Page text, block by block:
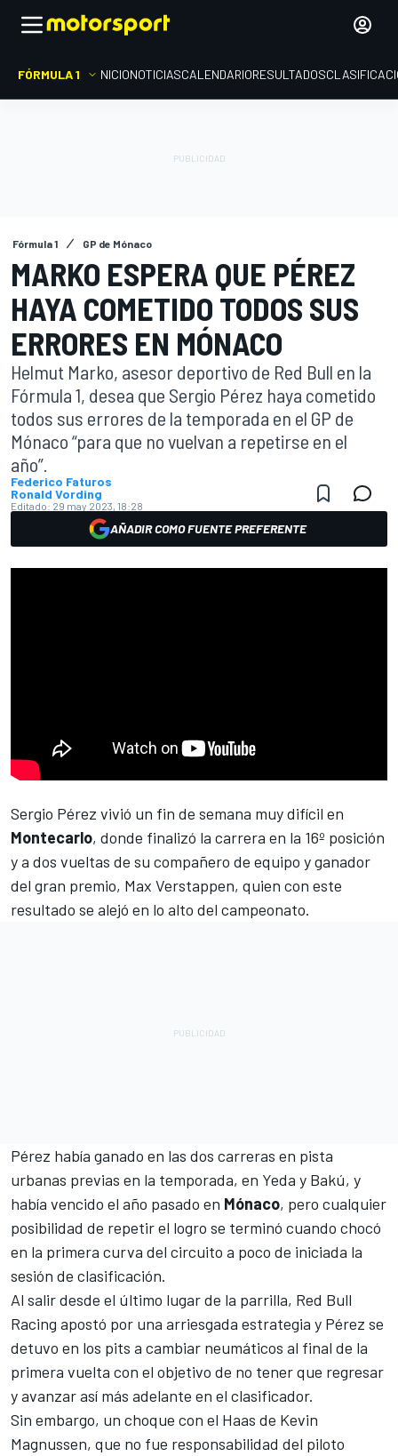
FÓRMULA 1 INICIONOTICIASCALENDARIORESULTADOS
Fórmula 1 GP de Mónaco
MARKO ESPERA QUE PÉREZ
HAYA COMETIDO TODOS SUS
ERRORES EN MÓNACO
Helmut Marko, asesor deportivo de Red Bull en la
Fórmula 1, desea que Sergio Pérez haya cometido
todos sus errores de la temporada en el GP de
Mónaco “para que no vuelvan a repetirse en el
año”.
Federico Faturos
Ronald Vording
Editado: 29 may 2023, 18:28
AÑADIR COMO FUENTE PREFERENTE
Sergio Pérez vivió un fin de semana muy difícil en
Montecarlo, donde finalizó la carrera en la 16º posición
y a dos vueltas de su compañero de equipo y ganador
del gran premio, Max Verstappen, quien con este
resultado se alejó en lo alto del campeonato.
Pérez había ganado en las dos carreras en pista
urbanas previas en la temporada, en Yeda y Bakú, y
había vencido el año pasado en Mónaco, pero cualquier
posibilidad de repetir el logro se terminó cuando chocó
en la primera curva del circuito a poco de iniciada la
sesión de clasificación.
Al salir desde el último lugar de la parrilla, Red Bull
Racing apostó por una arriesgada estrategia y Pérez se
detuvo en los pits a cambiar neumáticos al final de la
primera vuelta con el objetivo de no tener que regresar
y avanzar así más adelante en el clasificador.
Sin embargo, un choque con el Haas de Kevin
Magnussen, que no fue responsabilidad del piloto